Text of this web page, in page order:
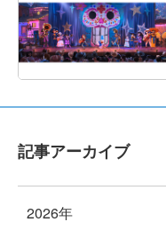
記事アーカイブ
2026年